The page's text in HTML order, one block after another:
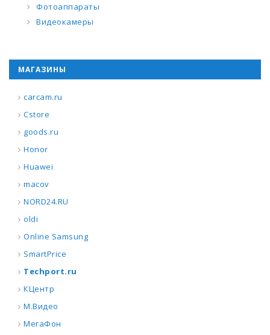
Фотоаппараты
Видеокамеры
МАГАЗИНЫ
carcam.ru
Cstore
goods.ru
Honor
Huawei
macov
NORD24.RU
oldi
Online Samsung
SmartPrice
Techport.ru
КЦентр
М.Видео
МегаФон